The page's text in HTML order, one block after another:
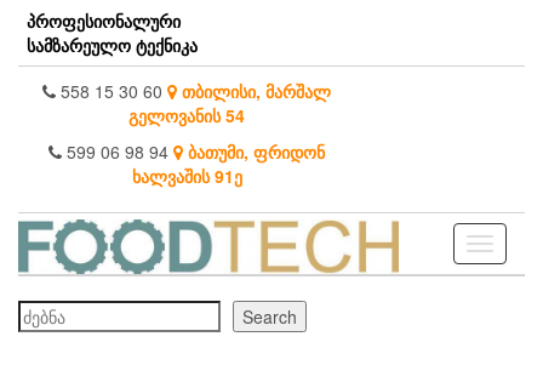
Skip
the
content
პროფესიონალური
სამზარეულო ტექნიკა
558 15 30 60 თბილისი, მარშალ
გელოვანის 54
599 06 98 94 ბათუმი, ფრიდონ
ხალვაშის 91ე
Toggle
ძებნა
Search